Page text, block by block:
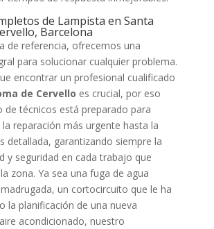
de Lampista en Santa
Barcelona
de referencia, ofrecemos una
para solucionar cualquier problema.
encontrar un profesional cualificado
de Cervello es crucial, por eso
de técnicos está preparado para
reparación más urgente hasta la
detallada, garantizando siempre la
y seguridad en cada trabajo que
zona. Ya sea una fuga de agua
un cortocircuito que le ha
la planificación de una nueva
acondicionado, nuestro